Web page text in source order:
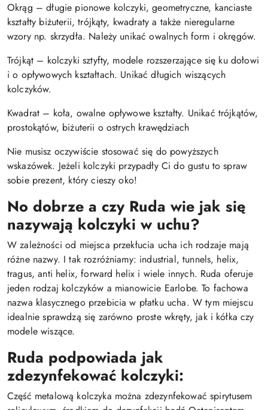
Okrąg – długie pionowe kolczyki, geometryczne, kanciaste
kształty biżuterii, trójkąty, kwadraty a także nieregularne
wzory np. skrzydła. Należy unikać owalnych form i okręgów.
Trójkąt – kolczyki sztyfty, modele rozszerzające się ku dołowi
i o opływowych kształtach. Unikać długich wiszących
kolczyków.
Kwadrat – koła, owalne opływowe kształty. Unikać trójkątów,
prostokątów, biżuterii o ostrych krawędziach
Nie musisz oczywiście stosować się do powyższych
wskazówek. Jeżeli kolczyki przypadły Ci do gustu to spraw
sobie prezent, który cieszy oko!
No dobrze a czy Ruda wie jak się
nazywają kolczyki w uchu?
W zależności od miejsca przekłucia ucha ich rodzaje mają
różne nazwy. I tak rozróżniamy: industrial, tunnels, helix,
tragus, anti helix, forward helix i wiele innych. Ruda oferuje
jeden rodzaj kolczyków a mianowicie Earlobe. To fachowa
nazwa klasycznego przebicia w płatku ucha. W tym miejscu
idealnie sprawdzą się zarówno proste wkręty, jak i kółka czy
modele wiszące.
Ruda podpowiada jak
zdezynfekować kolczyki:
Część metalową kolczyka można zdezynfekować spirytusem